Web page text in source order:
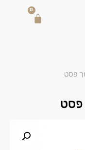
0
פסט
פסט